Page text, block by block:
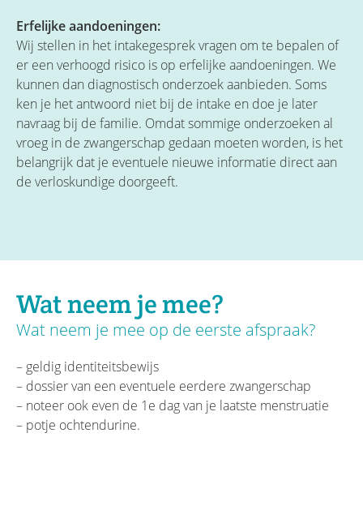
Erfelijke aandoeningen:
Wij stellen in het intakegesprek vragen om te bepalen of
er een verhoogd risico is op erfelijke aandoeningen. We
kunnen dan diagnostisch onderzoek aanbieden. Soms
ken je het antwoord niet bij de intake en doe je later
navraag bij de familie. Omdat sommige onderzoeken al
vroeg in de zwangerschap gedaan moeten worden, is het
belangrijk dat je eventuele nieuwe informatie direct aan
de verloskundige doorgeeft.
Wat neem je mee?
Wat neem je mee op de eerste afspraak?
– geldig identiteitsbewijs
– dossier van een eventuele eerdere zwangerschap
– noteer ook even de 1e dag van je laatste menstruatie
– potje ochtendurine.